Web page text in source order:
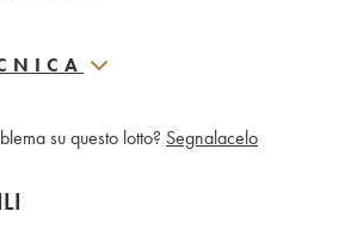
su questo lotto? Segnalacelo